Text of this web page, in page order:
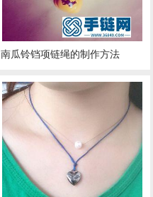
南瓜铃铛项链绳的制作方法